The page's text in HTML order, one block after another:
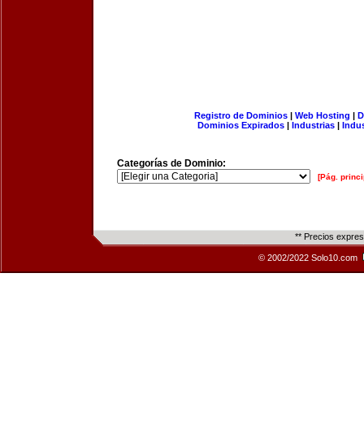
Registro de Dominios| Web Hosting |
Dominios Expirados | Industrias |
Categorías de Dominio:
[Pág.
** Precios
© 2002/2022 Solo10.com